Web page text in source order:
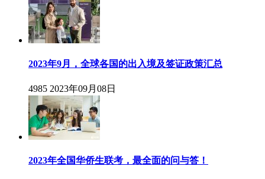
2023年9月，全球各国的出入境及签证政策汇总
4985 2023年09月08日
2023年全国华侨生联考，最全面的问与答！